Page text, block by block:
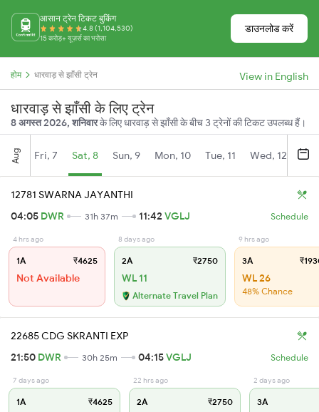
आसान ट्रेन टिकट बुकिंग
4.8 (1,104,530)
15 करोड़+ यूज़र्स का भरोसा
डाउनलोड करें
होम धारवाड़ से झाँसी ट्रेन View in English
धारवाड़ से झाँसी के लिए ट्रेन
8 अगस्त 2026, शनिवारके लिए धारवाड़ से झाँसी के बीच 3 ट्रेनों की टिकट उपलब्ध हैं।
Aug Fri, 7 Sat, 8 Sun, 9 Mon, 10 Tue, 11 Wed, 12
12781 SWARNA JAYANTHI
04:05 DWR 31h 37m 11:42 VGLJ Schedule
4 hrs ago
1A ₹4625
Not Available
8 days ago
2A ₹2750
WL 11
Alternate Travel Plan
9 hrs ago
3A
WL 26
48% Chance
22685 CDG SKRANTI EXP
21:50 DWR 30h 25m 04:15VGLJ Schedule
7 days ago
1A ₹4625
22 hrs ago
2A ₹2750
2 days ago
3A